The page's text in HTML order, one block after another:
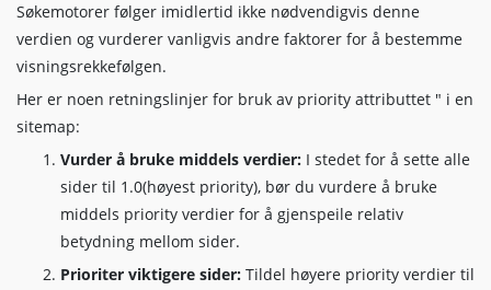
Søkemotorer følger imidlertid ikke nødvendigvis denne
verdien og vurderer vanligvis andre faktorer for å bestemme
visningsrekkefølgen.
Her er noen retningslinjer for bruk av priority attributtet " i en
sitemap:
Vurder å bruke middels verdier: I stedet for å sette alle
sider til 1.0(høyest priority), bør du vurdere å bruke
middels priority verdier for å gjenspeile relativ
betydning mellom sider.
Prioriter viktigere sider: Tildel høyere priority verdier til